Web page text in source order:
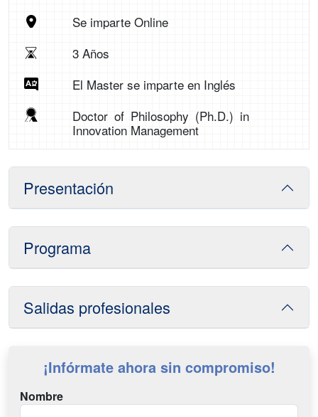
Se imparte Online
3 Años
El Master se imparte en Inglés
Doctor of Philosophy (Ph.D.) in
Innovation Management
Presentación
Programa
Salidas profesionales
¡Infórmate ahora sin compromiso!
Nombre